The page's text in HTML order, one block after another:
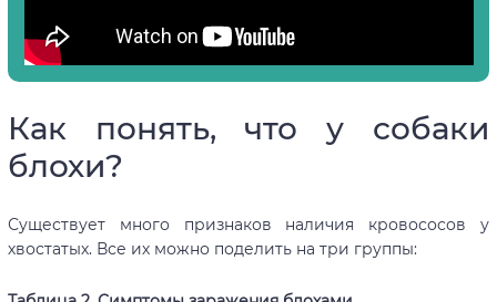
Как понять, что у собаки
блохи?
Существует много признаков наличия кровососов у
хвостатых. Все их можно поделить на три группы: